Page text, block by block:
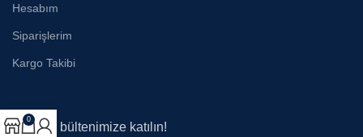
Hesabım
Siparişlerim
Kargo Takibi
E-posta bültenimize katılın!
0